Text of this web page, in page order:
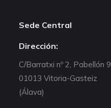
Sede Central
Dirección:
C/Barratxi nº 2, Pabellón 9
01013 Vitoria-Gasteiz
(Álava)